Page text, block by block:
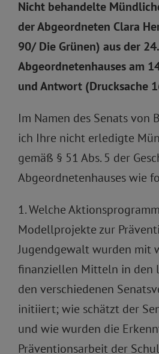
Nicht behandelte
der Abgeordneten Clara
90/ Die Grünen) aus der
Abgeordnetenhauses am
und Antwort (Drucksache
Im Namen des Senats von
ich Ihre nicht erledigte
gemäß § 51 Abs. 5 der
Abgeordnetenhauses wie
1. Welche
Modellprojekte zur
Jugendgewalt wurden mit
finanziellen Mitteln in den
den verschiedenen
initiiert; wie schätzt der
und wie wurden die
Präventionsarbeit der